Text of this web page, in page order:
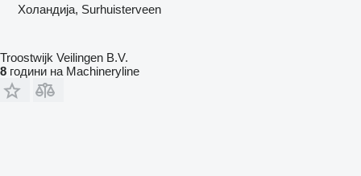
Холандија, Surhuisterveen
Troostwijk Veilingen B.V.
8 години на Machineryline